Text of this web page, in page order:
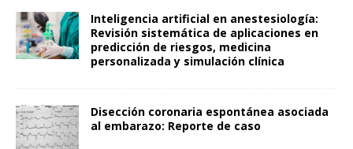
Inteligencia artificial en anestesiología:
Revisión sistemática de aplicaciones en
predicción de riesgos, medicina
personalizada y simulación clínica
Disección coronaria espontánea asociada
al embarazo: Reporte de caso